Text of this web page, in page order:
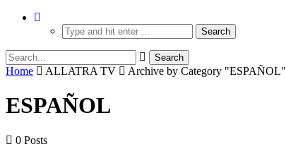
Home ALLATRA TV Archive by Category "ESPAÑOL"
ESPAÑOL
0 Posts